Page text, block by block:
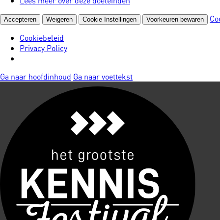
Accepteren Weigeren Cookie Instellingen Voorkeuren bewaren
Cookiebeleid
Privacy Policy
Ga naar hoofdinhoud Ga naar voettekst